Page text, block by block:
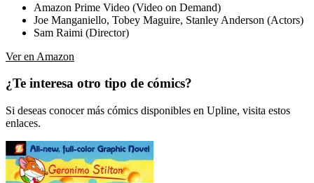
Amazon Prime Video (Video on Demand)
Joe Manganiello, Tobey Maguire, Stanley Anderson (Actors)
Sam Raimi (Director)
Ver en Amazon
¿Te interesa otro tipo de cómics?
Si deseas conocer más cómics disponibles en Upline, visita estos
enlaces.